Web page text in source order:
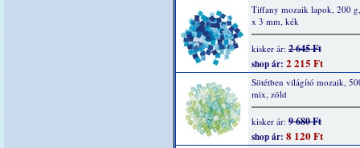
Tiffany mozaik lapok, 200
x 3 mm, kék
kisker ár: 2 645 Ft
shop ár: 2 215 Ft
Sötétben világító mozaik,
mix, zöld
kisker ár: 9 680 Ft
shop ár: 8 120 Ft